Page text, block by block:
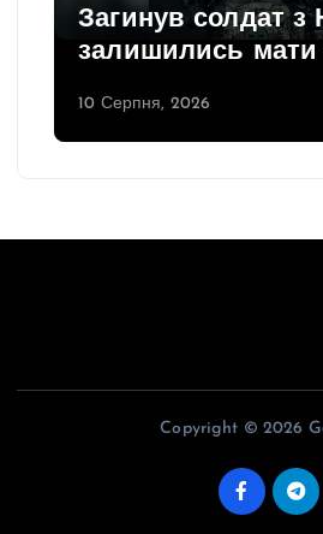
Загинув солдат з
залишились мати
10 Серпня, 2026
Copyright © 2026